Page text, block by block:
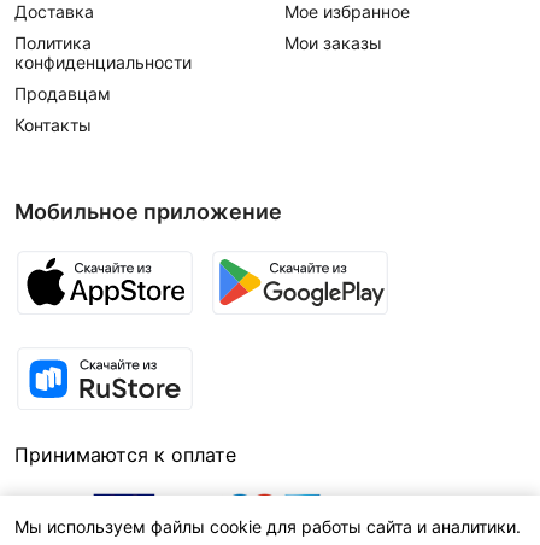
Доставка
Политика
конфиденциальности
Продавцам
Контакты
Мое избранное
Мои заказы
Мобильное приложение
Принимаются к оплате
Мы используем файлы cookie для работы сайта и аналитики.